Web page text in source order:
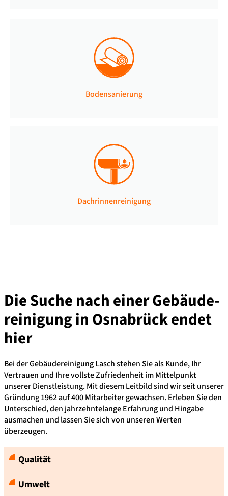
Bodensanierung
Dachrinnenreinigung
Die Suche nach einer Gebäude­
reinigung in Osnabrück endet
hier
Bei der Gebäudereinigung Lasch stehen Sie als Kunde, Ihr
Vertrauen und Ihre vollste Zufriedenheit im Mittelpunkt
unserer Dienstleistung. Mit diesem Leitbild sind wir seit unserer
Gründung 1962 auf 400 Mitarbeiter gewachsen. Erleben Sie den
Unterschied, den jahrzehntelange Erfahrung und Hingabe
ausmachen und lassen Sie sich von unseren Werten
überzeugen.
Qualität
Umwelt